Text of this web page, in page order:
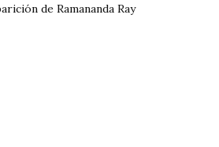
de Ramananda Ray